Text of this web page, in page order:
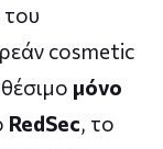
του
cosmetic
μόνο
RedSec, το